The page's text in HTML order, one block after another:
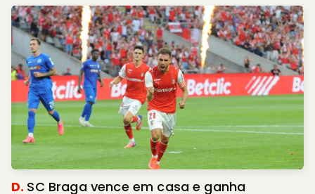
D. SC Braga vence em casa e ganha